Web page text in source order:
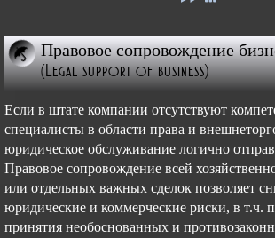
Правовое сопровождение
(Legal support of business)
Если в штате компании отсутствуют
специалисты в области права и
юридическое обслуживание логично
Правовое сопровождение всей
или отдельных важных сделок позволяет
юридические и коммерческие риски, в т.ч.
принятия необоснованных и